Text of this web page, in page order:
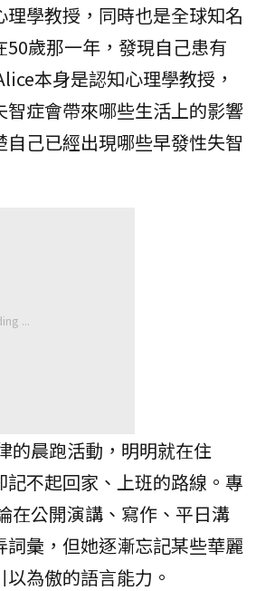
學教授，同時也是全球知名
50歲那一年，發現自己患有
本身是認知心理學教授，
智症會帶來哪些生活上的影響
己已經出現哪些早發性失智
的晨跑活動，明明就在住
記不起回家、上班的路線。專
在公開演講、寫作、平日溝
詞彙，但她逐漸忘記某些華麗
為傲的語言能力。